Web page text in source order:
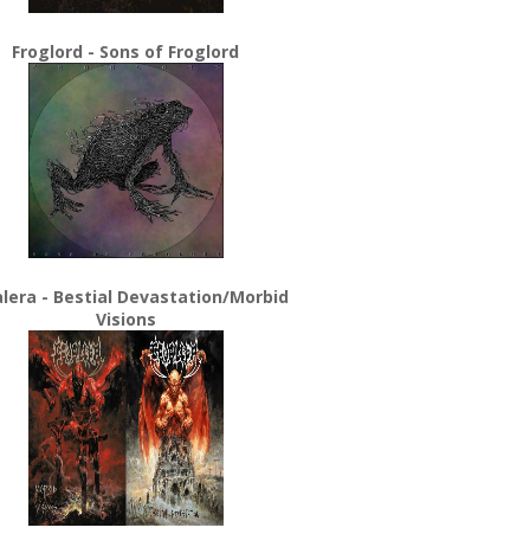
Froglord - Sons of Froglord
- Bestial Devastation/Morbid
Visions